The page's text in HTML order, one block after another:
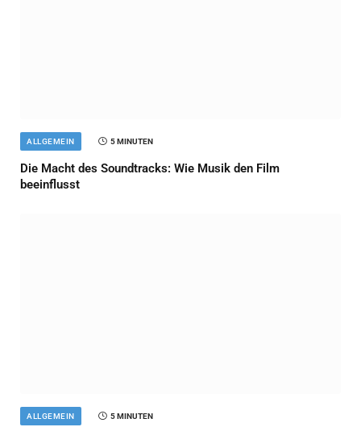
ALLGEMEIN 5 MINUTEN
Die Macht des Soundtracks: Wie Musik den Film
beeinflusst
ALLGEMEIN 5 MINUTEN